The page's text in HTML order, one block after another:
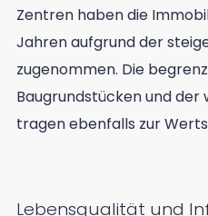
Zentren haben die
Jahren aufgrund der
zugenommen. Die
Baugrundstücken und der
tragen ebenfalls zur
Lebensqualität und